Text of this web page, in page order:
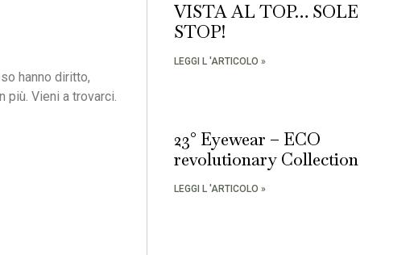
hanno diritto,
più. Vieni a trovarci.
VISTA AL TOP… SOLE
STOP!
LEGGI L 'ARTICOLO »
23° Eyewear – ECO
revolutionary Collection
LEGGI L 'ARTICOLO »